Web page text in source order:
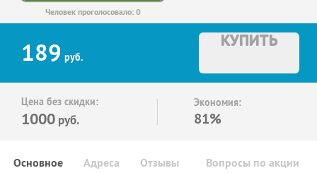
Человек проголосовало: 0
189 руб.
КУПИТЬ
Цена без скидки:
1000 руб.
Экономия:
81%
Основное Отзывы Вопросы по акции
Адреса